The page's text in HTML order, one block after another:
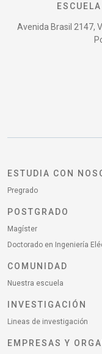
Avenida Brasil 2147,
ESTUDIA CON
Pregrado
POSTGRADO
Magíster
Doctorado en Ingeniería
COMUNIDAD
Nuestra escuela
INVESTIGACIÓN
Lineas de investigación
EMPRESAS Y